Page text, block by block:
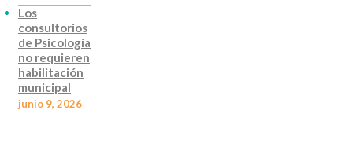
Los
consultorios
de Psicología
no requieren
habilitación
municipal
junio 9, 2026